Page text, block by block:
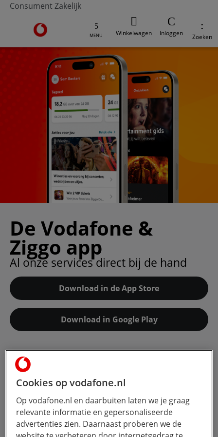
Consument Zakelijk
Ga naar de Vodafone homepage
MENU Winkelwagen Inloggen Zoeken
De Vodafone &
Ziggo app
Al onze services direct bij de hand
Download in de App Store
Download in Google Play
Cookies op vodafone.nl
Op vodafone.nl en daarbuiten laten we je graag
relevante informatie en gepersonaliseerde
advertenties zien. Daarnaast proberen we de